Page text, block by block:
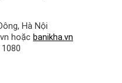
Hà Nội
hoặc banikha.vn